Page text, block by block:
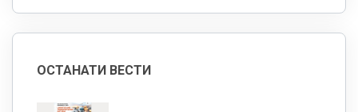
ОСТАНАТИ ВЕСТИ